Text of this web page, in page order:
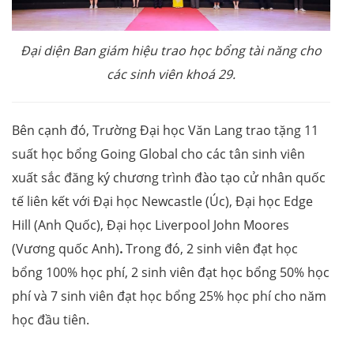
Đại diện Ban giám hiệu trao học bổng tài năng cho
các sinh viên khoá 29.
Bên cạnh đó, Trường Đại học Văn Lang trao tặng 11
suất học bổng Going Global cho các tân sinh viên
xuất sắc đăng ký chương trình đào tạo cử nhân quốc
tế liên kết với Đại học Newcastle (Úc), Đại học Edge
Hill (Anh Quốc), Đại học Liverpool John Moores
(Vương quốc Anh).Trong đó, 2 sinh viên đạt học
bổng 100% học phí, 2 sinh viên đạt học bổng 50% học
phí và 7sinh viên đạt học bổng 25% học phí cho năm
học đầu tiên.